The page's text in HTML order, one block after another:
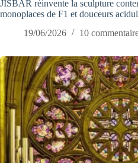
JISBAR réinvente la sculpture
monoplaces de F1 et douceurs
19/06/2026
10